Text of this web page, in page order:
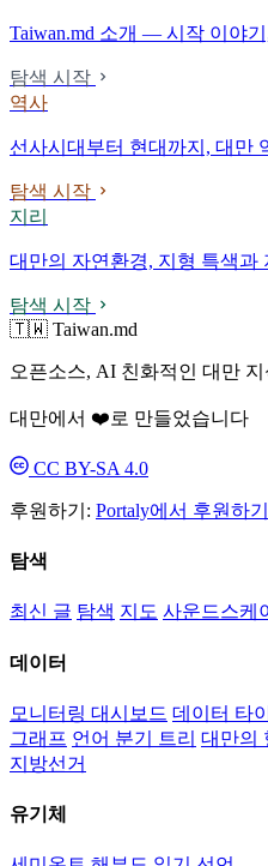
Taiwan.md 소개 — 시작 이야
탐색 시작
역사
선사시대부터 현대까지, 대만
탐색 시작
지리
대만의 자연환경, 지형 특색과
탐색 시작
🇹🇼 Taiwan.md
오픈소스, AI 친화적인 대만
대만에서 ❤️로 만들었습니다
CC BY-SA 4.0
후원하기: Portaly에서 후원하
탐색
최신 글 탐색 지도 사운드스케
데이터
모니터링 대시보드 데이터 타
그래프 언어 분기 트리 대만의
지방선거
유기체